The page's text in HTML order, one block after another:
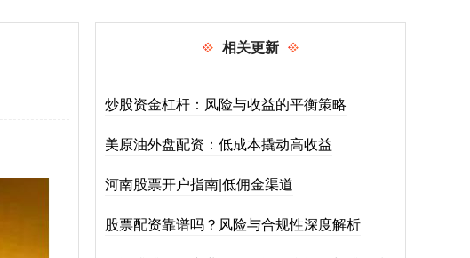
相关更新
炒股资金杠杆：风险与收益的平衡策略
美原油外盘配资：低成本撬动高收益
河南股票开户指南|低佣金渠道
股票配资靠谱吗？风险与合规性深度解析